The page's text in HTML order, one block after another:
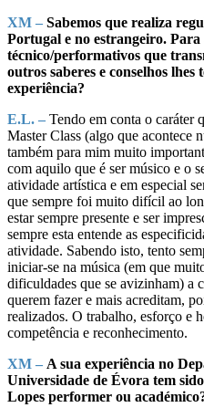
XM – Sabemos que realiza
Portugal e no estrangeiro. Para
técnico/performativos que
outros saberes e conselhos
experiência?
E.L. – Tendo em conta o caráter
Master Class (algo que acontece
também para mim muito
com aquilo que é ser músico e o
atividade artística e em especial
que sempre foi muito difícil ao
estar sempre presente e ser
sempre esta entende as
atividade. Sabendo isto, tento
iniciar-se na música (em que
dificuldades que se avizinham) a
querem fazer e mais acreditam,
realizados. O trabalho, esforço e
competência e reconhecimento.
XM – A sua experiência no
Universidade de Évora tem
Lopes performer ou